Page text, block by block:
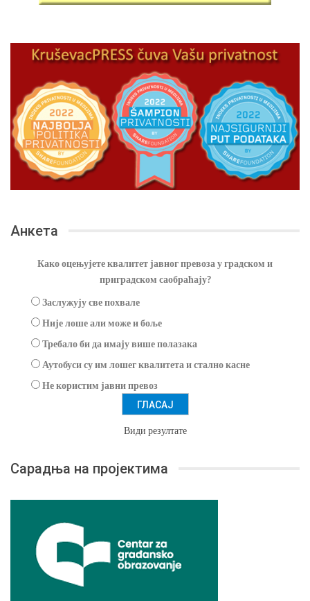
Анкета
Како оцењујете квалитет јавног превоза у градском и
приградском саобраћају?
Заслужују све похвале
Није лоше али може и боље
Требало би да имају више полазака
Аутобуси су им лошег квалитета и стално касне
Не користим јавни превоз
Види резултате
Сарадња на пројектима